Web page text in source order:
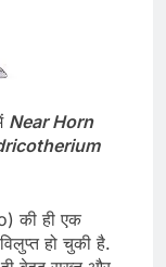
Near Horn
की ही एक
हो चुकी है.